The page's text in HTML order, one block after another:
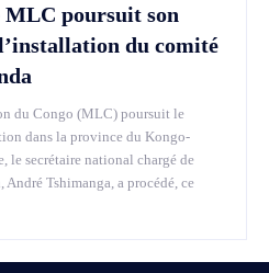
poursuit son
du comité
du Congo (MLC) poursuit le
dans la province du Kongo-
le secrétaire national chargé de
Tshimanga, a procédé, ce